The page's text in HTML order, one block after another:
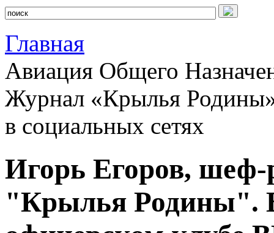
Главная
Авиация Общего
Журнал «Крылья
в социальных сетях
Игорь Егоров, шеф-
"Крылья Родины".